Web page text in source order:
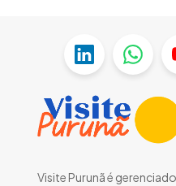
Visite Purunã é